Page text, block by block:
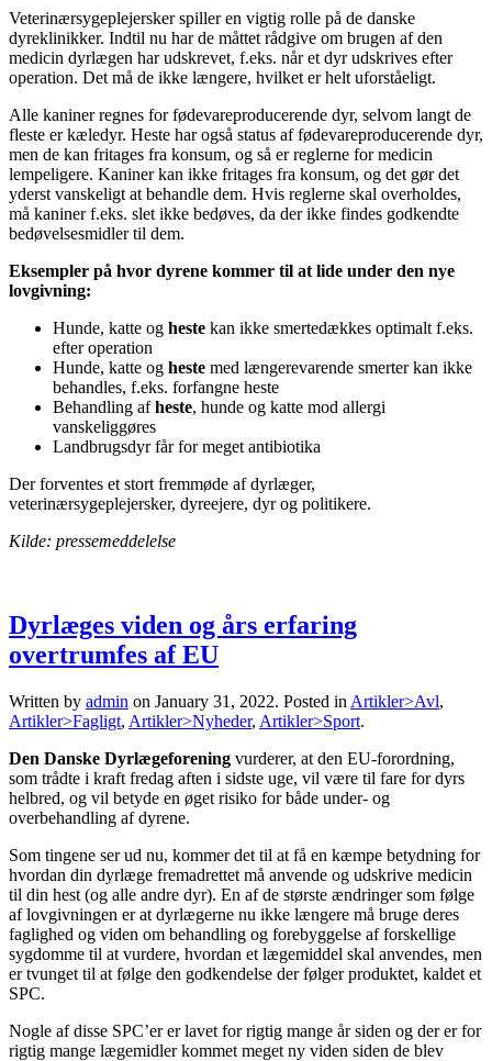
Veterinærsygeplejersker spiller en vigtig rolle på de danske
dyreklinikker. Indtil nu har de måttet rådgive om brugen af den
medicin dyrlægen har udskrevet, f.eks. når et dyr udskrives efter
operation. Det må de ikke længere, hvilket er helt uforståeligt.
Alle kaniner regnes for fødevareproducerende dyr, selvom langt de
fleste er kæledyr. Heste har også status af fødevareproducerende dyr,
men de kan fritages fra konsum, og så er reglerne for medicin
lempeligere. Kaniner kan ikke fritages fra konsum, og det gør det
yderst vanskeligt at behandle dem. Hvis reglerne skal overholdes,
må kaniner f.eks. slet ikke bedøves, da der ikke findes godkendte
bedøvelsesmidler til dem.
Eksempler på hvor dyrene kommer til at lide under den nye
lovgivning:
Hunde, katte og heste kan ikke smertedækkes optimalt f.eks.
efter operation
Hunde, katte og heste med længerevarende smerter kan ikke
behandles, f.eks. forfangne heste
Behandling afheste, hunde og katte mod allergi
vanskeliggøres
Landbrugsdyr får for meget antibiotika
Der forventes et stort fremmøde af dyrlæger,
veterinærsygeplejersker, dyreejere, dyr og politikere.
Kilde: pressemeddelelse
Dyrlæges viden og års erfaring
overtrumfes af EU
Written by admin on January 31, 2022. Posted in Artikler>Avl,
Artikler>Fagligt, Artikler>Nyheder, Artikler>Sport.
Den Danske Dyrlægeforening vurderer, at den EU-forordning,
som trådte i kraft fredag aften i sidste uge, vil være til fare for dyrs
helbred, og vil betyde en øget risiko for både under- og
overbehandling af dyrene.
Som tingene ser ud nu, kommer det til at få en kæmpe betydning for
hvordan din dyrlæge fremadrettet må anvende og udskrive medicin
til din hest (og alle andre dyr). En af de største ændringer som følge
af lovgivningen er at dyrlægerne nu ikke længere må bruge deres
faglighed og viden om behandling og forebyggelse af forskellige
sygdomme til at vurdere, hvordan et lægemiddel skal anvendes, men
er tvunget til at følge den godkendelse der følger produktet, kaldet et
SPC.
Nogle af disse SPC’er er lavet for rigtig mange år siden og der er for
rigtig mange lægemidler kommet meget ny viden siden de blev